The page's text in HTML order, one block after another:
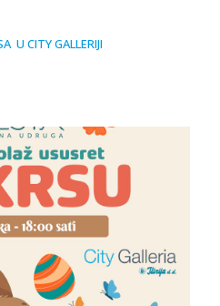
U CITY GALLERIJI